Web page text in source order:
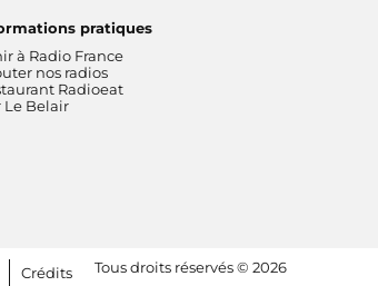
pratiques
à Radio France
nos radios
Radioeat
Le Belair
Crédits
Tous droits réservés © 2026